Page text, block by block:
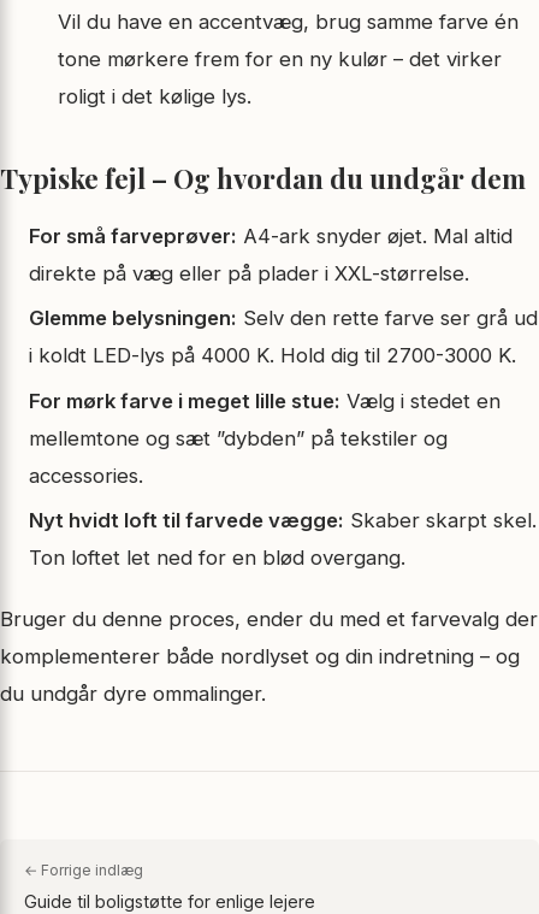
Vil du have en accentvæg, brug samme farve én
tone mørkere frem for en ny kulør – det virker
roligt i det kølige lys.
Typiske fejl – Og hvordan du undgår dem
For små farveprøver: A4-ark snyder øjet. Mal altid
direkte på væg eller på plader i XXL-størrelse.
Glemme belysningen: Selv den rette farve ser grå ud
i koldt LED-lys på 4000 K. Hold dig til 2700-3000 K.
For mørk farve i meget lille stue: Vælg i stedet en
mellemtone og sæt ”dybden” på tekstiler og
accessories.
Nyt hvidt loft til farvede vægge: Skaber skarpt skel.
Ton loftet let ned for en blød overgang.
Bruger du denne proces, ender du med et farvevalg der
komplementerer både nordlyset og din indretning – og
du undgår dyre ommalinger.
← Forrige indlæg
Guide til boligstøtte for enlige lejere